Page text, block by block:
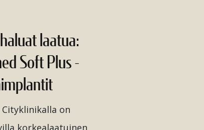
laatua:
Soft Plus -
Cityklinikalla on
korkealaatuinen